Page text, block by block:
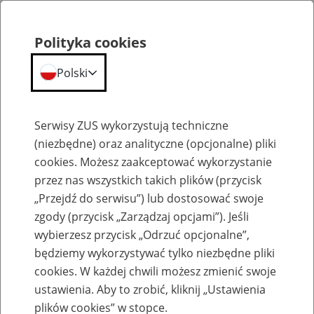
Szkolenia
Zaproś ZUS do siebie: Aktywni 50+
Polityka cookies
Polski
Serwisy ZUS wykorzystują techniczne
(niezbędne) oraz analityczne (opcjonalne) pliki
cookies. Możesz zaakceptować wykorzystanie
przez nas wszystkich takich plików (przycisk
„Przejdź do serwisu”) lub dostosować swoje
zgody (przycisk „Zarządzaj opcjami”). Jeśli
wybierzesz przycisk „Odrzuć opcjonalne”,
będziemy wykorzystywać tylko niezbędne pliki
cookies. W każdej chwili możesz zmienić swoje
ustawienia. Aby to zrobić, kliknij „Ustawienia
plików cookies” w stopce.